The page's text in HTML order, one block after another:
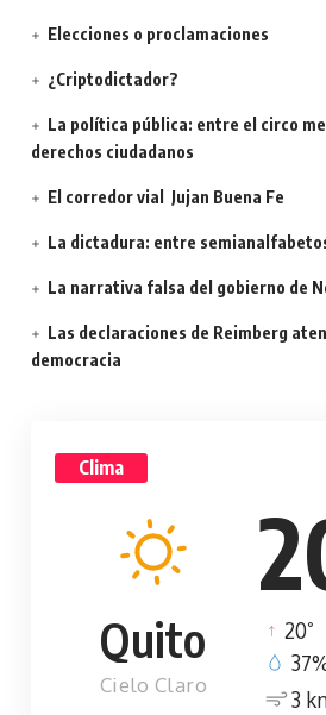
Elecciones o proclamaciones
¿Criptodictador?
La política pública: entre el circo
derechos ciudadanos
El corredor vial Jujan Buena Fe
La dictadura: entre
La narrativa falsa del gobierno de
Las declaraciones de Reimberg
democracia
Clima
Quito
Cielo Claro
20°
3